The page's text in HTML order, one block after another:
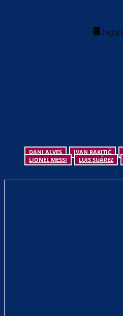
DANI ALVES IVAN RAKITIĆ
LIONEL MESSI
LUIS SUÁREZ